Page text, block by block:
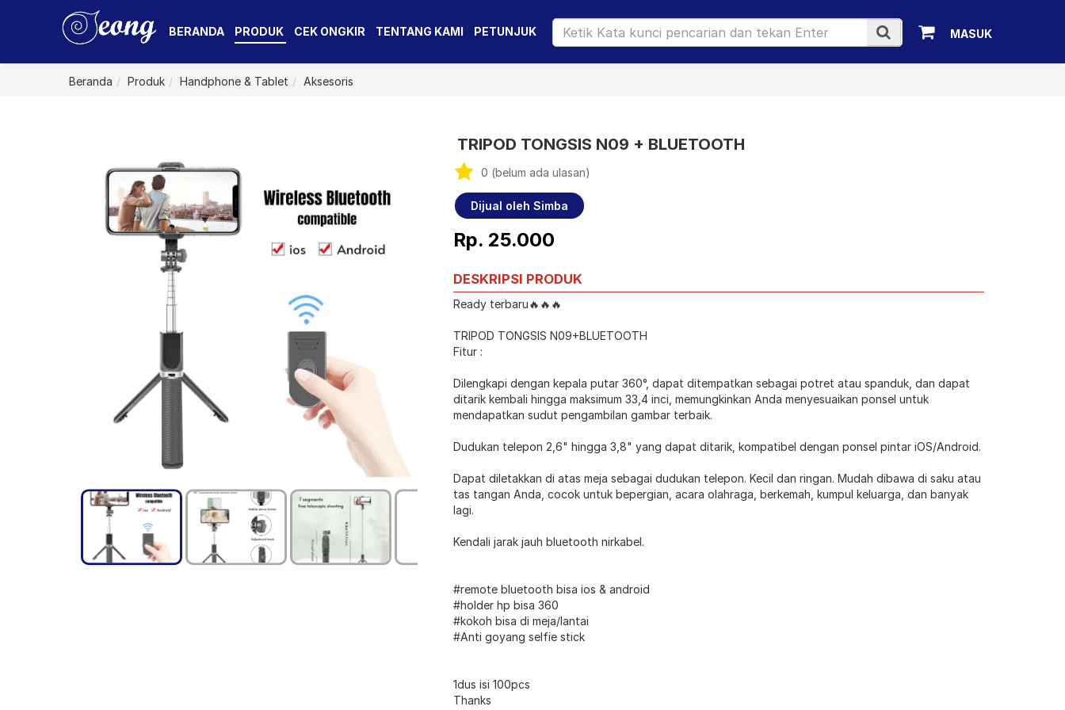
BERANDA PRODUK CEK ONGKIR TENTANG KAMI PETUNJUK MASUK
Beranda Produk Handphone & Tablet Aksesoris
TRIPOD TONGSIS N09 + BLUETOOTH
0 (belum ada ulasan)
Dijual oleh Simba
Rp. 25.000
DESKRIPSI PRODUK
Ready terbaru🔥🔥🔥
TRIPOD TONGSIS N09+BLUETOOTH
Fitur :
Dilengkapi dengan kepala putar 360°, dapat ditempatkan sebagai potret atau spanduk, dan dapat
ditarik kembali hingga maksimum 33,4 inci, memungkinkan Anda menyesuaikan ponsel untuk
mendapatkan sudut pengambilan gambar terbaik.
Dudukan telepon 2,6" hingga 3,8" yang dapat ditarik, kompatibel dengan ponsel pintar iOS/Android.
Dapat diletakkan di atas meja sebagai dudukan telepon. Kecil dan ringan. Mudah dibawa di saku atau
tas tangan Anda, cocok untuk bepergian, acara olahraga, berkemah, kumpul keluarga, dan banyak
lagi.
Kendali jarak jauh bluetooth nirkabel.
#remote bluetooth bisa ios & android
#holder hp bisa 360
#kokoh bisa di meja/lantai
#Anti goyang selfie stick
1dus isi 100pcs
Thanks